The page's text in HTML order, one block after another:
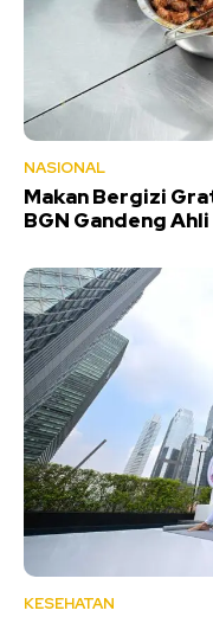
NASIONAL
Makan Bergizi
BGN Gandeng
KESEHATAN